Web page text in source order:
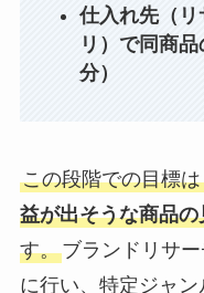
仕入れ先（
リ）で同商
分）
この段階での目標は
益が出そうな商品
す。ブランドリサ
に行い、特定ジャン